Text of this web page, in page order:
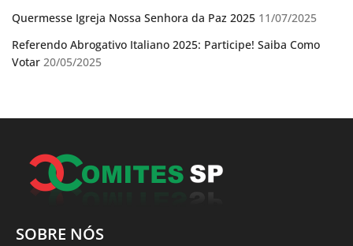
Quermesse Igreja Nossa Senhora da Paz 2025 11/07/2025
Referendo Abrogativo Italiano 2025: Participe! Saiba Como
Votar 20/05/2025
SOBRE NÓS